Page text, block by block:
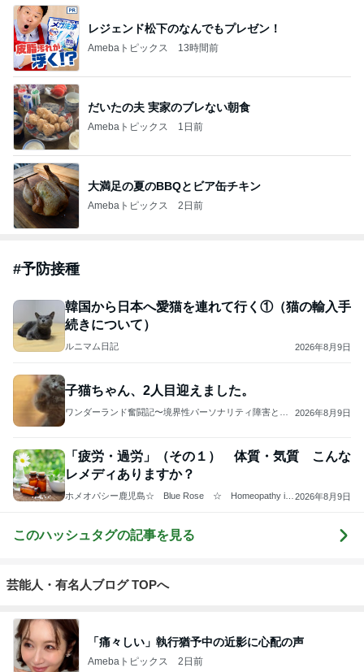
レジェンド松下のなんでもプレゼン！
Amebaトピックス 13時間前
だいたの夫 実家のブレない朝食
Amebaトピックス 1日前
大満足の夏のBBQとビア缶チキン
Amebaトピックス 2日前
#予防接種
韓国から日本へ愛猫を連れて行く①（猫の輸入手
続きについて）
ルニマム日記 2026年8月9日
子猫ちゃん、2人目迎えました。
ワンダーランド奮闘記〜境界性パーソナリティ障害と摂
2026年8月9日
「疲労・過労」（その１） 体質・気質 こんな
レメディありますか？
ホメオパシー鹿児島☆ Blue Rose ☆ Homeopathy in
2026年8月9日
このハッシュタグの記事を見る
芸能人・有名人ブログ TOPへ
「痛々しい」執行猶予中の近影に心配の声
Amebaトピックス 2日前